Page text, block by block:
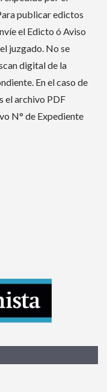
publicar edictos
el Edicto ó Aviso
juzgado. No se
digital de la
En el caso de
el archivo PDF
N° de Expediente